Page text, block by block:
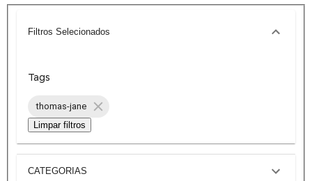
Filtros Selecionados
Tags
thomas-jane
Limpar filtros
CATEGORIAS